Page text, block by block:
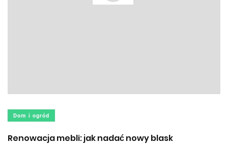
Dom i ogród
Renowacja mebli: jak nadać nowy blask